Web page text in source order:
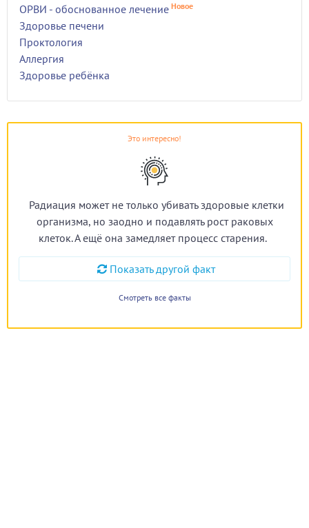
ОРВИ - обоснованное лечение Новое
Здоровье печени
Проктология
Аллергия
Здоровье ребёнка
Это интересно!
Радиация может не только убивать здоровые клетки
организма, но заодно и подавлять рост раковых
клеток. А ещё она замедляет процесс старения.
Показать другой факт
Смотреть все факты